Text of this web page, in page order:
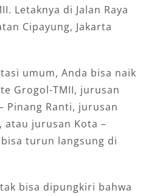
Letaknya di Jalan Raya
Cipayung, Jakarta
umum, Anda bisa naik
Grogol-TMII, jurusan
Pinang Ranti, jurusan
atau jurusan Kota –
turun langsung di
bisa dipungkiri bahwa